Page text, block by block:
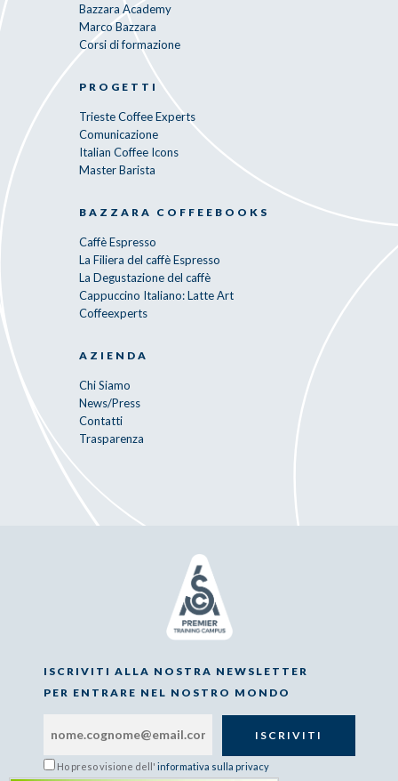
Bazzara Academy
Marco Bazzara
Corsi di formazione
PROGETTI
Trieste Coffee Experts
Comunicazione
Italian Coffee Icons
Master Barista
BAZZARA COFFEEBOOKS
Caffè Espresso
La Filiera del caffè Espresso
La Degustazione del caffè
Cappuccino Italiano: Latte Art
Coffeexperts
AZIENDA
Chi Siamo
News/Press
Contatti
Trasparenza
ISCRIVITI ALLA NOSTRA NEWSLETTER
PER ENTRARE NEL NOSTRO MONDO
Ho preso visione dell' informativa sulla privacy